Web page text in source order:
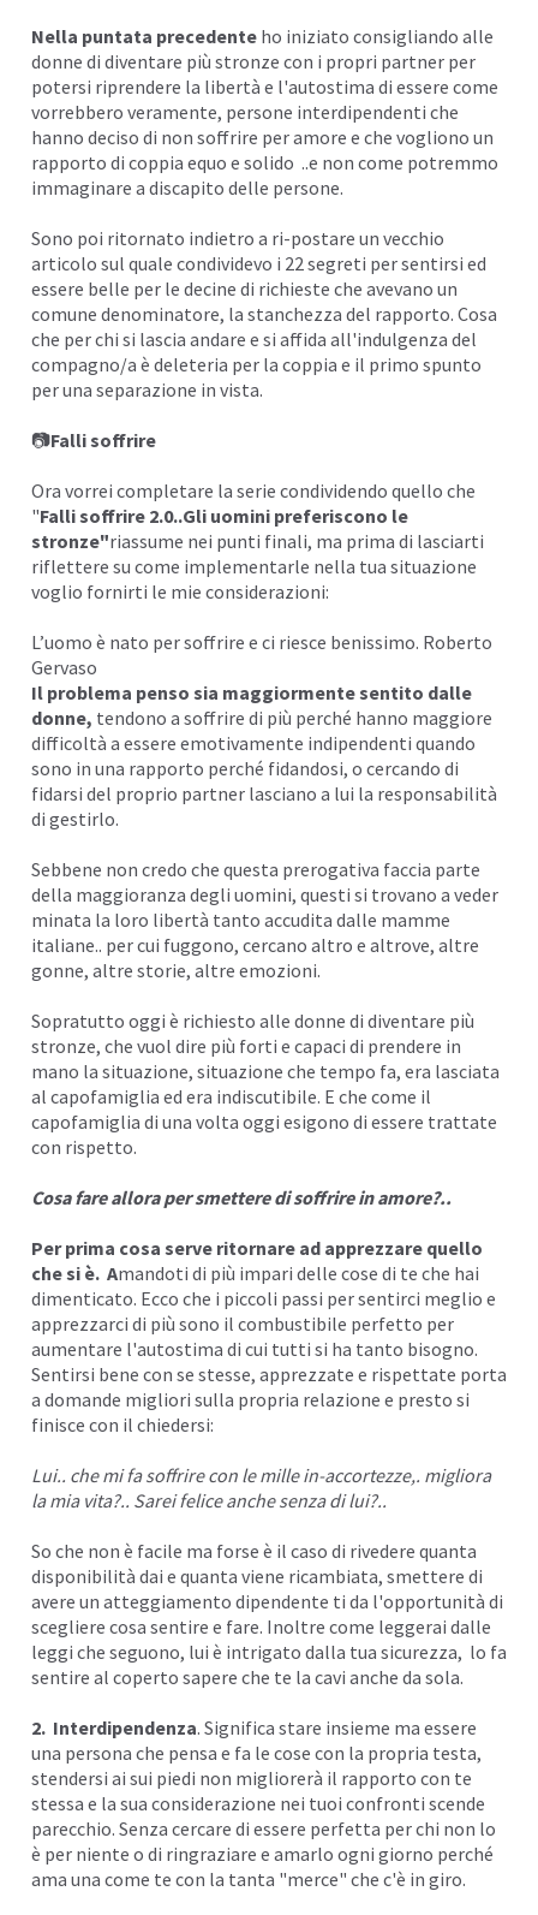
Nella puntata precedente ho iniziato consigliando alle
donne di diventare più stronze con i propri partner per
potersi riprendere la libertà e l'autostima di essere come
vorrebbero veramente, persone interdipendenti che
hanno deciso di non soffrire per amore e che vogliono un
rapporto di coppia equo e solido ..e non come potremmo
immaginare a discapito delle persone.
Sono poi ritornato indietro a ri-postare un vecchio
articolo sul quale condividevo i 22 segreti per sentirsi ed
essere belle per le decine di richieste che avevano un
comune denominatore, la stanchezza del rapporto. Cosa
che per chi si lascia andare e si affida all'indulgenza del
compagno/a è deleteria per la coppia e il primo spunto
peruna separazione in vista.
📷Falli soffrire
Ora vorrei completare la serie condividendo quello che
"Falli soffrire 2.0..Gli uomini preferiscono le
stronze"riassume nei punti finali, ma prima di lasciarti
riflettere su come implementarle nella tua situazione
voglio fornirti le mie considerazioni:
L’uomo è nato per soffrire e ci riesce benissimo. Roberto
Gervaso
Il problema penso sia maggiormente sentito dalle
donne, tendono a soffrire di più perché hanno maggiore
difficoltà a essere emotivamente indipendenti quando
sono in una rapporto perché fidandosi, o cercando di
fidarsi del proprio partner lasciano a lui la responsabilità
di gestirlo.
Sebbene non credo che questa prerogativa faccia parte
della maggioranza degli uomini, questi si trovano a veder
minata la loro libertà tanto accudita dalle mamme
italiane.. per cui fuggono, cercano altro e altrove, altre
gonne, altre storie, altre emozioni.
Sopratutto oggi è richiesto alle donne di diventare più
stronze, che vuol dire più forti e capaci di prendere in
mano la situazione, situazione che tempo fa, era lasciata
al capofamiglia ed era indiscutibile. E che come il
capofamiglia di una volta oggi esigono di essere trattate
con rispetto.
Cosa fare allora per smettere di soffrire in amore?..
Per prima cosa serve ritornare ad apprezzare quello
che si è. Amandoti di più impari delle cose di te che hai
dimenticato. Ecco che i piccoli passi per sentirci meglio e
apprezzarci di più sono il combustibile perfetto per
aumentare l'autostima di cui tutti si ha tanto bisogno.
Sentirsi bene con se stesse, apprezzate e rispettate porta
a domande migliori sulla propria relazione e presto si
finisce con il chiedersi:
Lui.. che mi fa soffrire con le mille in-accortezze,. migliora
la mia vita?.. Sarei feliceanche senza di lui?..
So che non è facile ma forse è il caso di rivedere quanta
disponibilità dai e quanta viene ricambiata, smettere di
avere un atteggiamento dipendente ti da l'opportunità di
scegliere cosa sentire e fare. Inoltre come leggerai dalle
leggi che seguono, lui è intrigato dalla tua sicurezza, lo fa
sentire al coperto sapere che te la cavi anche da sola.
2. Interdipendenza. Significa stare insieme ma essere
una persona che pensa e fa le cose con la propria testa,
stendersi ai sui piedi non migliorerà il rapporto con te
stessa e la sua considerazione nei tuoi confronti scende
parecchio. Senza cercare di essere perfetta per chi non lo
è per niente o di ringraziare e amarlo ogni giorno perché
ama una come te con la tanta "merce" che c'è in giro.